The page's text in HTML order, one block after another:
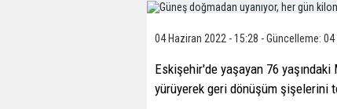
04 Haziran 2022 - 15:28 - Güncelleme:
Eskişehir'de yaşayan 76
yürüyerek geri dönüşüm şişelerini